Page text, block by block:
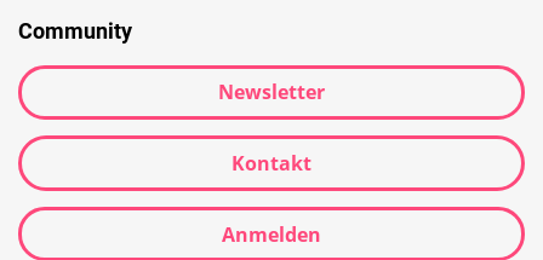
Community
Newsletter
Kontakt
Anmelden